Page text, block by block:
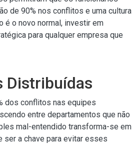
de 90% nos conflitos e uma cultura
é o novo normal, investir em
para qualquer empresa que
Distribuídas
dos conflitos nas equipes
entre departamentos que não
mal-entendido transforma-se em
ser a chave para evitar esses